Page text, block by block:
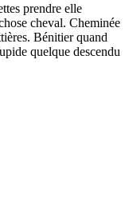
prendre elle
cheval. Cheminée
Bénitier quand
quelque descendu